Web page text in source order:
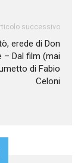
successivo
erede di Don
– Dal film (mai
di Fabio
Celoni